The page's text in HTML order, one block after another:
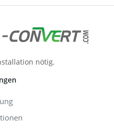
nötig.